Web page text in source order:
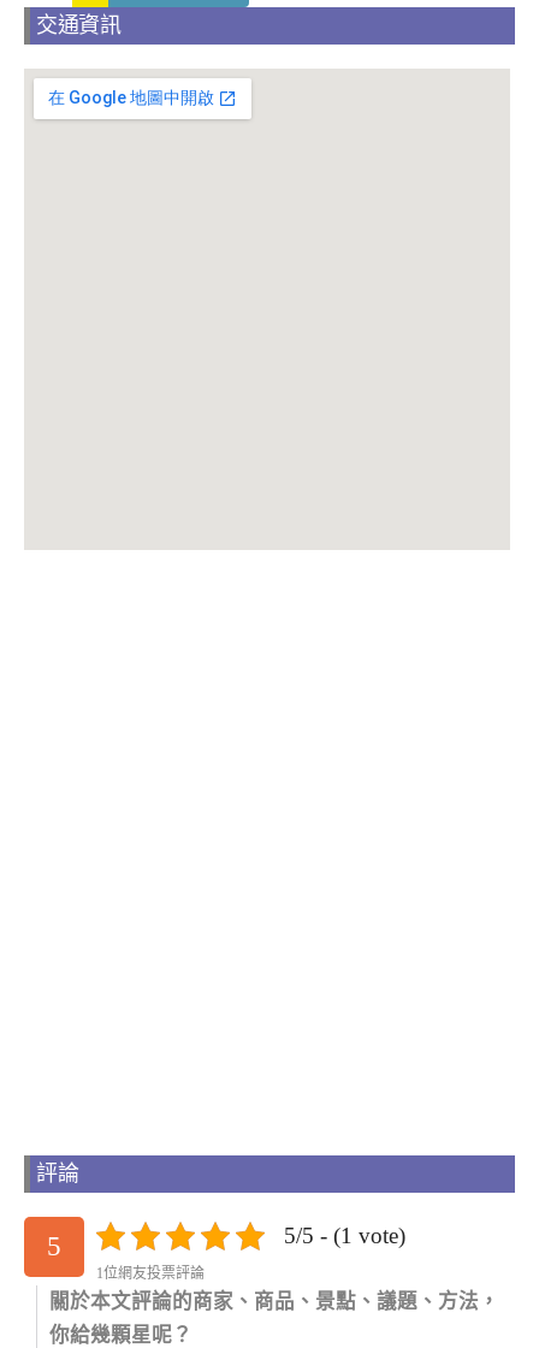
交通資訊
評論
5 5/5 - (1 vote)
1位網友投票評論
關於本文評論的商家、商品、景點、議題、方法，
你給幾顆星呢？